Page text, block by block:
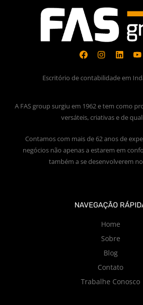
Escritório de contabilidade em
A FAS group surgiu em 1962 e tem como
versáteis, criativas e de
Contamos com mais de 62 anos de
negócios não apenas a estarem em
também a se desenvolverem
NAVEGAÇÃO
Home
Sobre
Blog
Contato
Trabalhe Conosco